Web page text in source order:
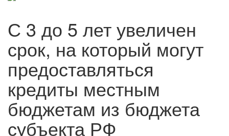
С 3 до 5 лет увеличен
срок, на который могут
предоставляться
кредиты местным
бюджетам из бюджета
субъекта РФ